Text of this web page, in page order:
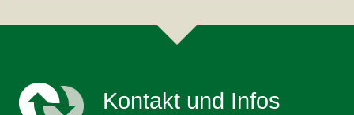
Kontakt und Infos